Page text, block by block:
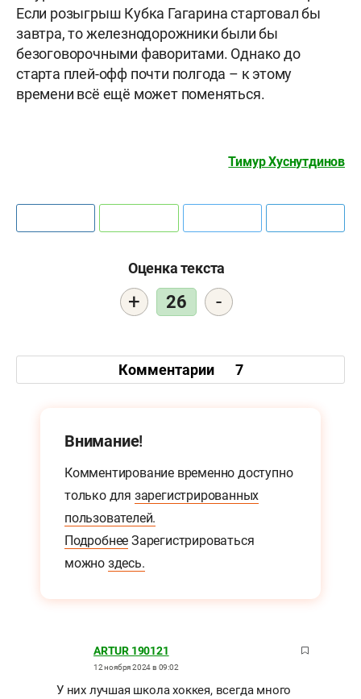
Если розыгрыш Кубка Гагарина стартовал бы
завтра, то железнодорожники были бы
безоговорочными фаворитами. Однако до
старта плей-офф почти полгода – к этому
времени всё ещё может поменяться.
Тимур Хуснутдинов
Оценка текста
+ 26 -
Комментарии 7
Внимание!
Комментирование временно доступно
только для зарегистрированных
пользователей.
Подробнее Зарегистрироваться
можно здесь.
ARTUR 190121
12 ноября 2024 в 09:02
У них лучшая школа хоккея, всегда много